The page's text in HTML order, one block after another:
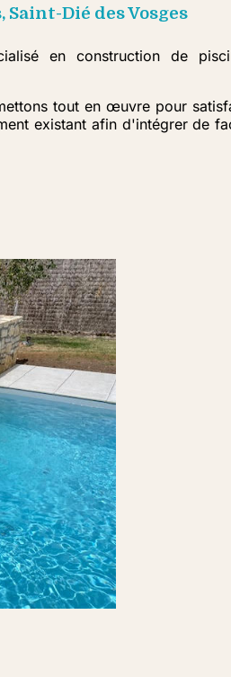
Dié des Vosges
en construction de
tout en œuvre pour
existant afin d'intégrer de